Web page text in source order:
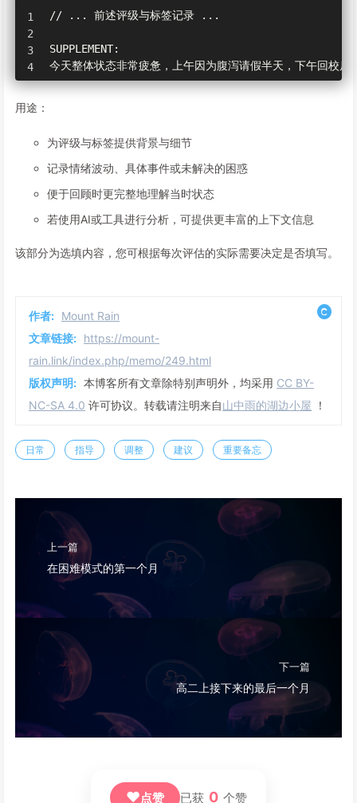
// ... 前述评级与标签记录 ...
SUPPLEMENT:
今天整体状态非常疲惫，上午因为腹泻请假半天，下午回校
用途：
为评级与标签提供背景与细节
记录情绪波动、具体事件或未解决的困惑
便于回顾时更完整地理解当时状态
若使用AI或工具进行分析，可提供更丰富的上下文信息
该部分为选填内容，您可根据每次评估的实际需要决定是否填写。
作者: Mount Rain
文章链接: https://mount-
rain.link/index.php/memo/249.html
版权声明: 本博客所有文章除特别声明外，均采用 CC BY-
NC-SA 4.0 许可协议。转载请注明来自山中雨的湖边小屋 ！
日常 指导 调整 建议 重要备忘
上一篇
在困难模式的第一个月
下一篇
高二上接下来的最后一个月
❤点赞 已获 0 个赞